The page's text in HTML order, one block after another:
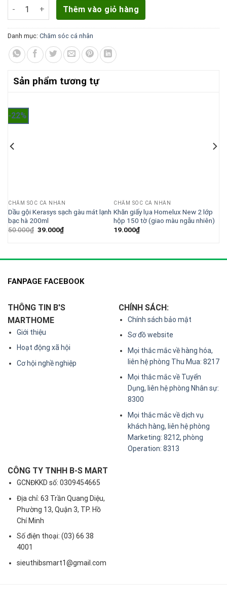
Dầu gội Dashing Men Click sạch chắc khoẻ 180g số lượng
Thêm vào giỏ hàng
Danh mục: Chăm sóc cá nhân
Sản phẩm tương tự
-22%
CHĂM SÓC CÁ NHÂN
Dầu gội Kerasys sạch gàu mát lạnh
bạc hà 200ml
50.000₫ Giá
39.000₫Giá
CHĂM SÓC CÁ NHÂN
Khăn giấy lụa Homelux New 2 lớp
hộp 150 tờ (giao màu ngẫu nhiên)
19.000₫
FANPAGE FACEBOOK
THÔNG TIN B'S
MARTHOME
Giới thiệu
Hoạt động xã hội
Cơ hội nghề nghiệp
CHÍNH SÁCH:
Chính sách bảo mật
Sơ đồ website
Mọi thắc mắc về hàng hóa,
liên hệ phòng Thu Mua: 8217
Mọi thắc mắc về Tuyển
Dụng, liên hệ phòng Nhân sự:
8300
Mọi thắc mắc về dịch vụ
khách hàng, liên hệ phòng
Marketing: 8212, phòng
Operation: 8313
CÔNG TY TNHH B-S MART
GCNĐKKD số: 0309454665
Địa chỉ: 63 Trần Quang Diệu,
Phường 13, Quận 3, TP. Hồ
Chí Minh
Số điện thoại: (03) 66 38
4001
sieuthibsmart1@gmail.com